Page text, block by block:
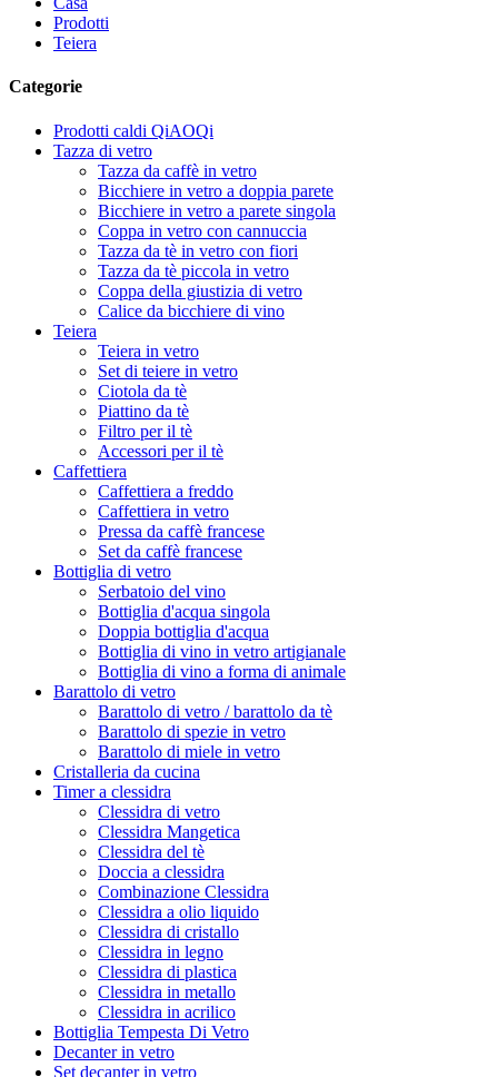
Prodotti
Teiera
Categorie
Prodotti caldi QiAOQi
Tazza di vetro
Tazza da caffè in vetro
Bicchiere in vetro a doppia parete
Bicchiere in vetro a parete singola
Coppa in vetro con cannuccia
Tazza da tè in vetro con fiori
Tazza da tè piccola in vetro
Coppa della giustizia di vetro
Calice da bicchiere di vino
Teiera
Teiera in vetro
Set di teiere in vetro
Ciotola da tè
Piattino da tè
Filtro per il tè
Accessori per il tè
Caffettiera
Caffettiera a freddo
Caffettiera in vetro
Pressa da caffè francese
Set da caffè francese
Bottiglia di vetro
Serbatoio del vino
Bottiglia d'acqua singola
Doppia bottiglia d'acqua
Bottiglia di vino in vetro artigianale
Bottiglia di vino a forma di animale
Barattolo di vetro
Barattolo di vetro / barattolo da tè
Barattolo di spezie in vetro
Barattolo di miele in vetro
Cristalleria da cucina
Timer a clessidra
Clessidra di vetro
Clessidra Mangetica
Clessidra del tè
Doccia a clessidra
Combinazione Clessidra
Clessidra a olio liquido
Clessidra di cristallo
Clessidra in legno
Clessidra di plastica
Clessidra in metallo
Clessidra in acrilico
Bottiglia Tempesta Di Vetro
Decanter in vetro
Set decanter in vetro